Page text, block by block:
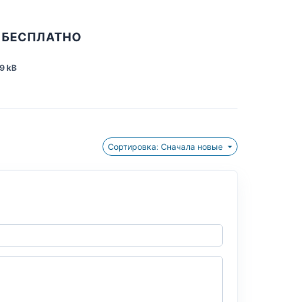
kB
Сортировка: Сначала новые